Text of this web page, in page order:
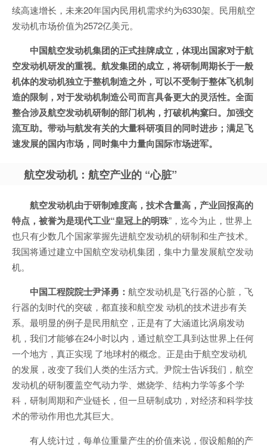
续高速增长，未来20年国内民用机需求约为6330架。民用航空
发动机市场价值为2572亿美元。
中国航空发动机集团的正式挂牌成立，体现出国家对于航
空发动机研发的重视。航发集团的成立，将研制周期长于一般
机体的发动机独立于整机制造之外，可以不受制于整体飞机制
造的限制，对于发动机制造公司而言具备更大的灵活性。全面
整合涉及航空发动机研制的部门机构，打破机构窠臼。加强交
流互助。带动与航发有关的大量科研项目的同时进步；满足飞
速发展的国内市场，同时集中力量向国际市场进军。
航空发动机：航空产业的 “心脏”
航空发动机由于研制难度高，技术含量高，产业回报高的
特点，被誉为是现代工业“皇冠上的明珠”，迄今为止，世界上
也只有少数几个国家掌握先进航空发动机的研制和生产技术。
我国将通过建立中国航空发动机集团，集中力量发展航空发动
机。
中国工程院院士尹泽勇： 航空发动机是飞行器的心脏，飞
行器的划时代的突破，都直接和航空发 动机的技术进步有关
系。最明显的例子是民用航空，正是有了大涵道比涡扇发动
机，我们才能够在24小时以内，通过航空工具到达世界上任何
一个地方，真正实现 了地球村的概念。正是由于航空发动机
的发展，改变了我们人类的生活方式。尹院士告诉我们，航空
发动机的研制覆盖空气动力学、燃烧学、结构力学等多个学
科，研制周期和产业链长，但一旦研制成功，对经济和科学技
术的带动作用也尤其巨大。
有人统计过，每单位重量产生的价值来说，假设船舶的产